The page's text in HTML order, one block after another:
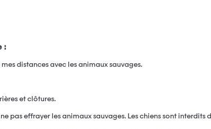
:
distances avec les animaux sauvages.
et clôtures.
pas effrayer les animaux sauvages. Les chiens sont interdits